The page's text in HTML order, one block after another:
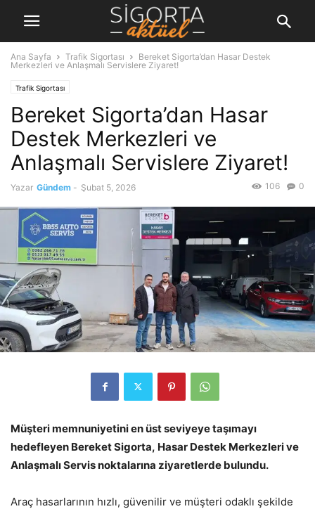
Ana Sayfa Trafik Sigortası
Bereket Sigorta’dan Hasar Destek
Merkezleri ve Anlaşmalı Servislere Ziyaret!
Trafik Sigortası
Bereket Sigorta’dan Hasar
Destek Merkezleri ve
Anlaşmalı Servislere Ziyaret!
Yazar Gündem - Şubat 5, 2026 0
106
Müşteri memnuniyetini en üst seviyeye taşımayı
hedefleyen Bereket Sigorta, Hasar Destek Merkezleri ve
Anlaşmalı Servis noktalarına ziyaretlerde bulundu.
Araç hasarlarının hızlı, güvenilir ve müşteri odaklı şekilde